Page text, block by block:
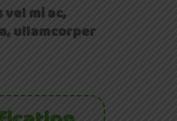
mi ac,
ullamcorper